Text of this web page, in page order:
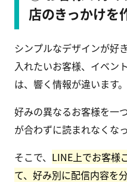
店のきっかけを
シンプルなデザインが好
入れたいお客様、イベン
は、響く情報が違います。
好みの異なるお客様を一
が合わずに読まれなくな
そこで、 LINE上でお客様
て、好み別に配信内容を